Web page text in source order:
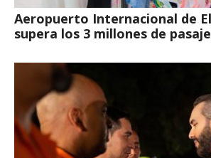
Aeropuerto Internacional de
supera los 3 millones de